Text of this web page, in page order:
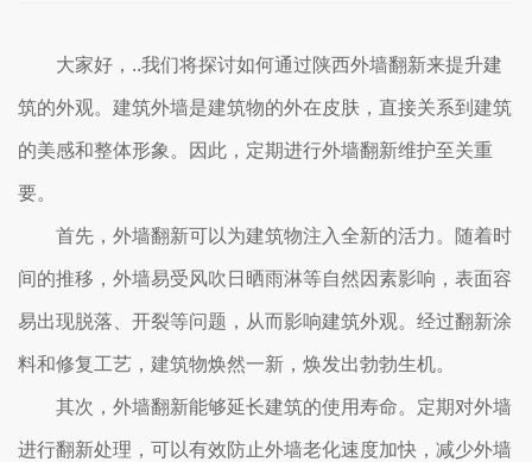
大家好，..我们将探讨如何通过陕西外墙翻新来提升建
筑的外观。建筑外墙是建筑物的外在皮肤，直接关系到建筑
的美感和整体形象。因此，定期进行外墙翻新维护至关重
要。
首先，外墙翻新可以为建筑物注入全新的活力。随着时
间的推移，外墙易受风吹日晒雨淋等自然因素影响，表面容
易出现脱落、开裂等问题，从而影响建筑外观。经过翻新涂
料和修复工艺，建筑物焕然一新，焕发出勃勃生机。
其次，外墙翻新能够延长建筑的使用寿命。定期对外墙
进行翻新处理，可以有效防止外墙老化速度加快，减少外墙